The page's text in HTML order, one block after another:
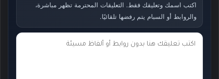
اكتب اسمك وتعليقك فقط. التعليقات المحترمة تظهر مباشرة،
والروابط أو السبام يتم رفضها تلقائيًا.
ت